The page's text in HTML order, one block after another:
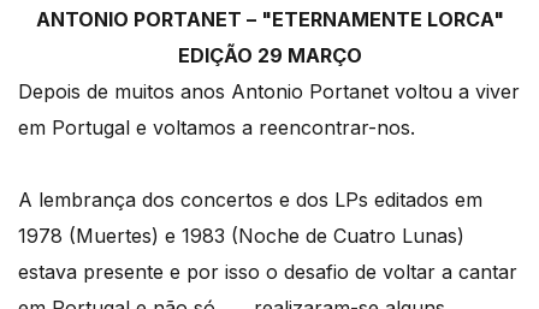
ANTONIO PORTANET – "ETERNAMENTE LORCA"
EDIÇÃO 29 MARÇO
Depois de muitos anos Antonio Portanet voltou a viver
em Portugal e voltamos a reencontrar-nos.
A lembrança dos concertos e dos LPs editados em
1978 (Muertes) e 1983 (Noche de Cuatro Lunas)
estava presente e por isso o desafio de voltar a cantar